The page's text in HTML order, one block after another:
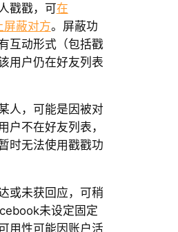
戳戳，可在
屏蔽对方。屏蔽功
互动形式（包括戳
用户仍在好友列表
人，可能是因被对
户不在好友列表，
时无法使用戳戳功
或未获回应，可稍
未设定固定
用性可能因账户活